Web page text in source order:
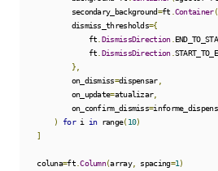
            secondary_background
=ft Container(
            dismiss_thresholds
={
                ft
DismissDirection.
                ft
DismissDirection.
},
            on_dismiss
=dispensar,
            on_update
=atualizar,
            on_confirm_dismiss
=
)
for i in range(10)
]
    coluna
=ft.Column(array, spacing=1 )